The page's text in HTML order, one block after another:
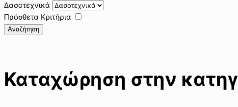
Δασοτεχνικά
Πρόσθετα Κριτήρια
Αναζήτηση
Καταχώρηση στην